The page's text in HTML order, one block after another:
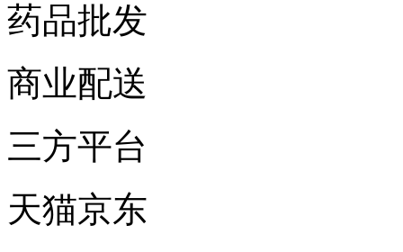
药品批发
商业配送
三方平台
天猫京东